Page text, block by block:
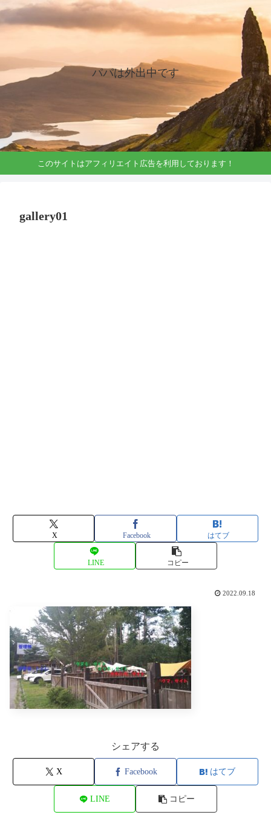
パパは外出中です
このサイトはアフィリエイト広告を利用しております！
gallery01
X Facebook はてブ
LINE コピー
2022.09.18
シェアする
X Facebook はてブ
LINE コピー